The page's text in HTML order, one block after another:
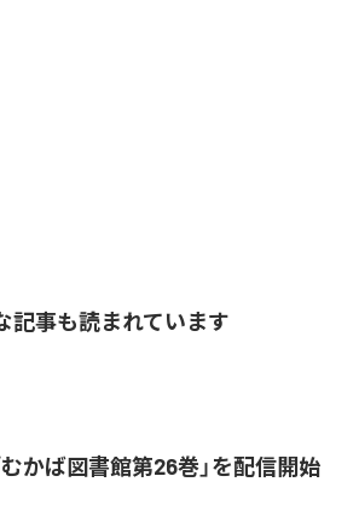
記事も読まれています
かば図書館第26巻」を配信開始